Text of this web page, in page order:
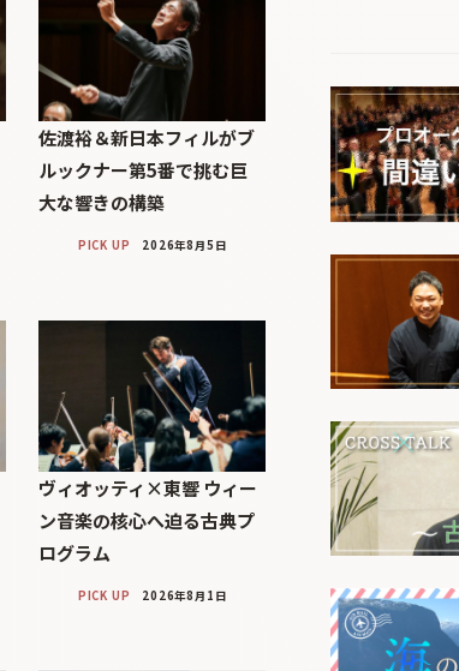
佐渡裕＆新日本フィルがブ
ルックナー第5番で挑む巨
大な響きの構築
PICK UP 2026年8月5日
ヴィオッティ×東響 ウィー
ン音楽の核心へ迫る古典プ
ログラム
PICK UP 2026年8月1日